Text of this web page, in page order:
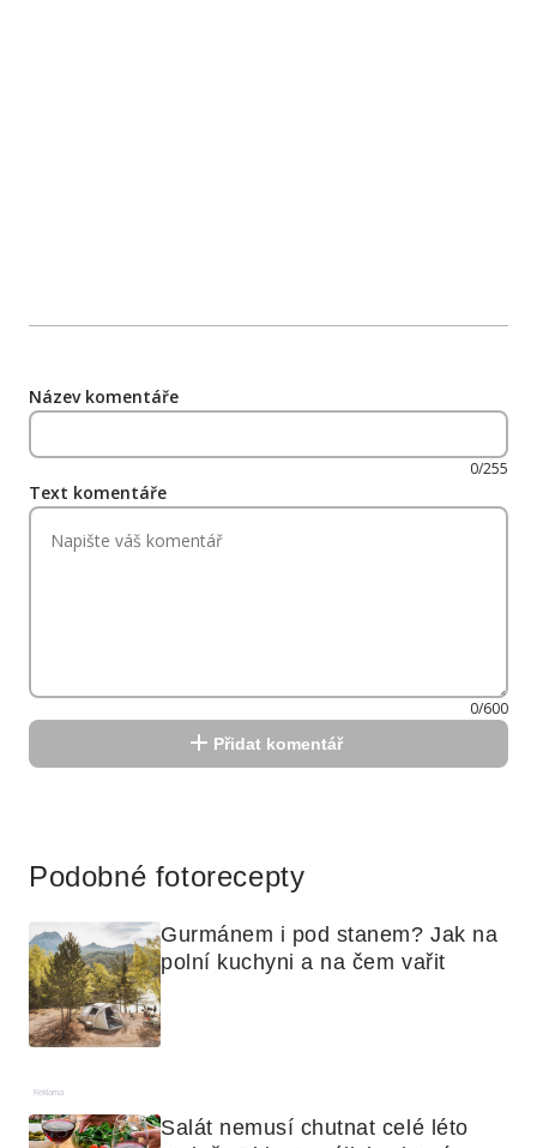
Název komentáře
0/255
Text komentáře
0/600
Přidat komentář
Podobné fotorecepty
Gurmánem i pod stanem? Jak na
polní kuchyni a na čem vařit
Reklama
Salát nemusí chutnat celé léto